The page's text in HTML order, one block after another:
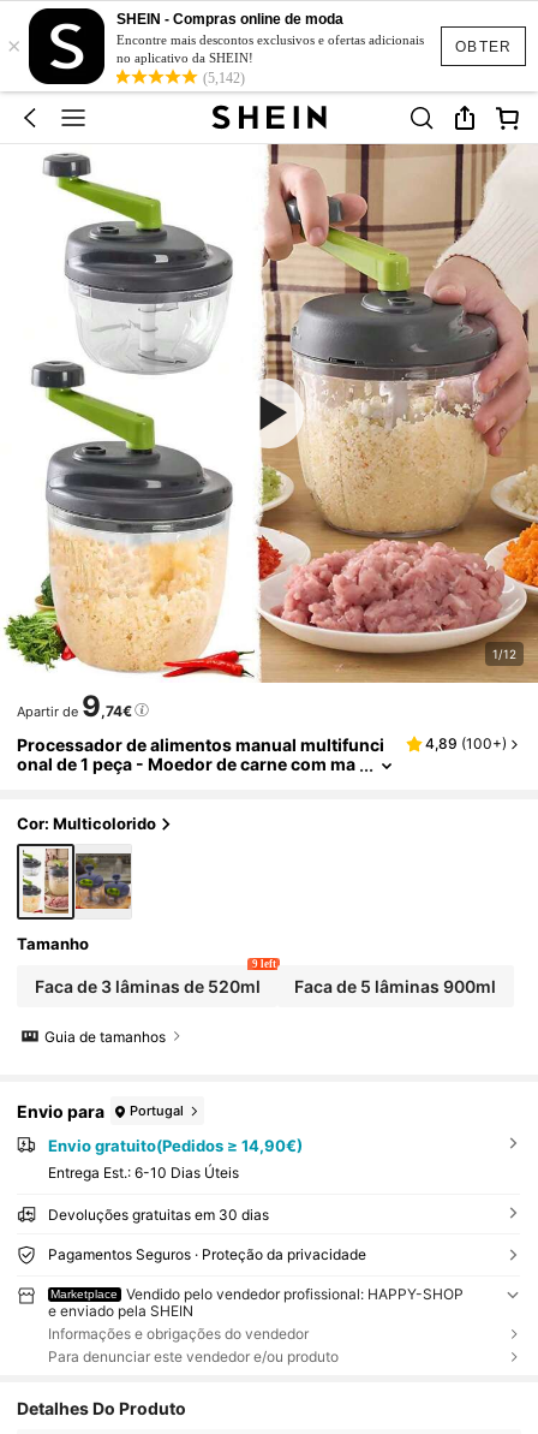
OBTER
×
SHEIN - Compras online de moda
Encontre mais descontos exclusivos e ofertas adicionais
no aplicativo da SHEIN!
(5,142)
1/12
Apartir de 9,74€
Processador de alimentos manual multifunci
onal de 1 peça - Moedor de carne com ma
4,89 (100+)
Cor: Multicolorido
Tamanho
Faca de 3 lâminas de 520ml
9 left
Faca de 5 lâminas 900ml
Guia de tamanhos
Envio para Portugal
Envio gratuito(Pedidos ≥ 14,90€)
Entrega Est.: 6-10 Dias Úteis
Devoluções gratuitas em 30 dias
Pagamentos Seguros · Proteção da privacidade
Marketplace
Vendido pelo vendedor profissional: HAPPY-SHOP
e enviado pela SHEIN
Informações e obrigações do vendedor
Para denunciar este vendedor e/ou produto
Detalhes Do Produto